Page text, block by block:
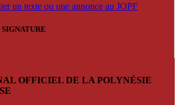
un texte ou une annonce au JOPF
OFFICIEL DE LA POLYNÉSIE